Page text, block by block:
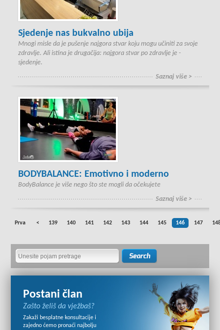
Sjedenje nas bukvalno ubija
Mnogi misle da je pušenje najgora stvar koju mogu učiniti za svoje
zdravlje. Ali istina je drugačija: najgora stvar po zdravlje je -
sjedenje.
Saznaj više >
BODYBALANCE: Emotivno i moderno
BodyBalance je više nego što ste mogli da očekujete
Saznaj više >
Prva < 139 140 141 142 143 144 145 146 147
Postani član
Zašto želiš da vježbaš?
Zakaži besplatne konsultacije i
zajedno ćemo pronaći najbolju